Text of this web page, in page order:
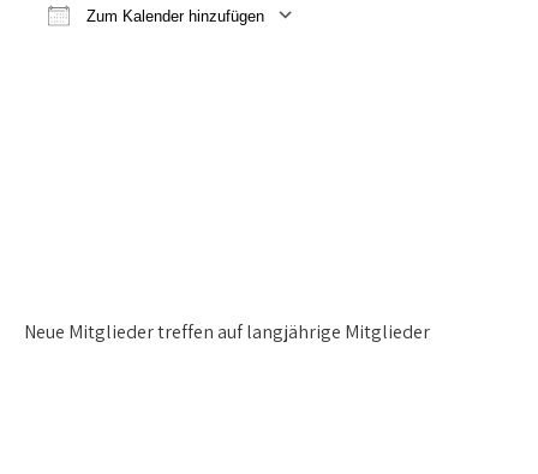
Zum Kalender hinzufügen
Neue Mitglieder treffen auflangjährige Mitglieder